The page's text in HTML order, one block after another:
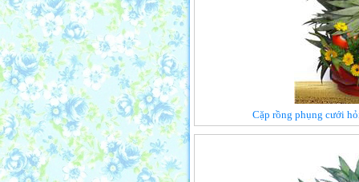
Cặp rồng phụng cưới